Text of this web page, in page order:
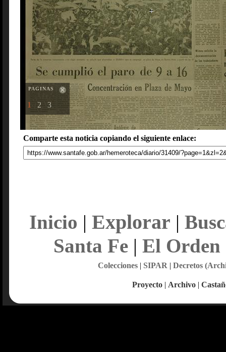
PAGINAS
1 2 3
Comparte esta noticia copiando el siguiente enlace:
Inicio | Explorar |
Santa Fe| El Orden
Colecciones| SIPAR | Decretos
Proyecto | Archivo |